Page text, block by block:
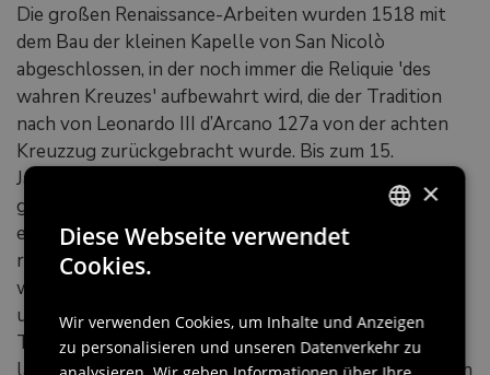
Die großen Renaissance-Arbeiten wurden 1518 mit
dem Bau der kleinen Kapelle von San Nicolò
abgeschlossen, in der noch immer die Reliquie 'des
wahren Kreuzes' aufbewahrt wird, die der Tradition
nach von Leonardo III d’Arcano 127a von der achten
Kreuzzug zurückgebracht wurde. Bis zum 15.
Jahrhundert wurde die Familie allgemein 'de Tricano'
genannt, wegen der drei Hunde, die als Wappen
erhoben wurden, verbunden mit den silbernen und
roten Schachbrettmustern, und aus diesem Grund
wurde die herrschaftliche Residenz, die westlich des
ursprünglichen Wohnturms wuchs, domus magna
Tricanea genannt, um sich von dem rein
landwirtschaftlichen Sektor zu unterscheiden, der sich
GERMAN
SLOVENIAN
×
Diese Webseite verwendet
Cookies.
Wir verwenden Cookies, um Inhalte und Anzeigen
zu personalisieren und unseren Datenverkehr zu